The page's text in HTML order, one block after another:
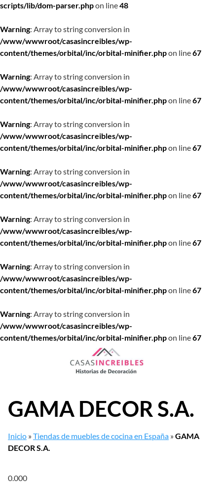
scripts/lib/dom-parser.phpon line48
Warning: Array to string conversion in
/www/wwwroot/casasincreibles/wp-
content/themes/orbital/inc/orbital-minifier.phpon line67
Warning: Array to string conversion in
/www/wwwroot/casasincreibles/wp-
content/themes/orbital/inc/orbital-minifier.phpon line67
Warning: Array to string conversion in
/www/wwwroot/casasincreibles/wp-
content/themes/orbital/inc/orbital-minifier.phpon line67
Warning: Array to string conversion in
/www/wwwroot/casasincreibles/wp-
content/themes/orbital/inc/orbital-minifier.phpon line67
Warning: Array to string conversion in
/www/wwwroot/casasincreibles/wp-
content/themes/orbital/inc/orbital-minifier.phpon line67
Warning: Array to string conversion in
/www/wwwroot/casasincreibles/wp-
content/themes/orbital/inc/orbital-minifier.phpon line67
Warning: Array to string conversion in
/www/wwwroot/casasincreibles/wp-
content/themes/orbital/inc/orbital-minifier.phpon line67
GAMA DECOR S.A.
Inicio »Tiendas de muebles de cocina en España »GAMA
DECOR S.A.
0.000